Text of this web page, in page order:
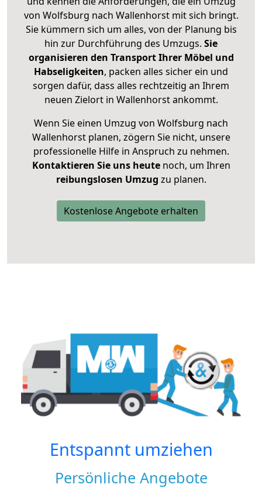
von Wolfsburg nach Wallenhorst mit sich bringt.
Sie kümmern sich um alles, von der Planung bis
hin zur Durchführung des Umzugs. Sie
organisieren den Transport Ihrer Möbel und
Habseligkeiten, packen alles sicher ein und
sorgen dafür, dass alles rechtzeitig an Ihrem
neuen Zielort in Wallenhorst ankommt.
Wenn Sie einen Umzug von Wolfsburg nach
Wallenhorst planen, zögern Sie nicht, unsere
professionelle Hilfe in Anspruch zu nehmen.
Kontaktieren Sie uns heutenoch, um Ihren
reibungslosen Umzug zu planen.
Kostenlose Angebote erhalten
Entspannt umziehen
Persönliche Angebote